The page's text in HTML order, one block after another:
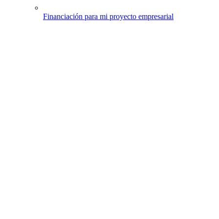
Financiación para mi proyecto empresarial